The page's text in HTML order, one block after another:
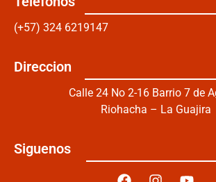
(+57) 324 6219147
Direccion
Calle 24 No 2-16 Barrio 7 de
Riohacha – La Guajira
Siguenos